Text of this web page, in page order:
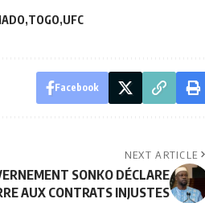
TOGO UFC
Facebook
NEXT ARTICLE
SONKO DÉCLARE
AUX CONTRATS INJUSTES